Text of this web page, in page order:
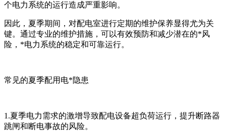
个电力系统的运行造成严重影响。
因此，夏季期间，对配电室进行定期的维护保养显得尤为关
键。通过专业的维护措施，可以有效预防和减少潜在的*风
险，*电力系统的稳定和可靠运行。
常见的夏季配用电*隐患
1.夏季电力需求的激增导致配电设备超负荷运行，提升断路器
跳闸和断电事故的风险。